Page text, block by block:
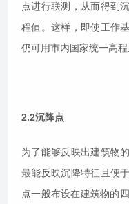
点进行联测，从而得到
程值。这样，即使工作
仍可用市内国家统一高
2.2沉降点
为了能够反映出建筑物
最能反映沉降特征且便
点一般布设在建筑物的